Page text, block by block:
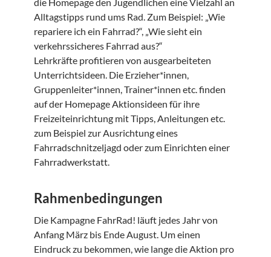
Alltagstipps rund ums Rad. Zum Beispiel: „Wie
repariere ich ein Fahrrad?“, „Wie sieht ein
verkehrssicheres Fahrrad aus?“
Lehrkräfte profitieren von ausgearbeiteten
Unterrichtsideen. Die Erzieher*innen,
Gruppenleiter*innen, Trainer*innen etc. finden
auf der Homepage Aktionsideen für ihre
Freizeiteinrichtung mit Tipps, Anleitungen etc.
zum Beispiel zur Ausrichtung eines
Fahrradschnitzeljagd oder zum Einrichten einer
Fahrradwerkstatt.
Rahmenbedingungen
Die Kampagne FahrRad! läuft jedes Jahr von
Anfang März bis Ende August. Um einen
Eindruck zu bekommen, wie lange die Aktion pro